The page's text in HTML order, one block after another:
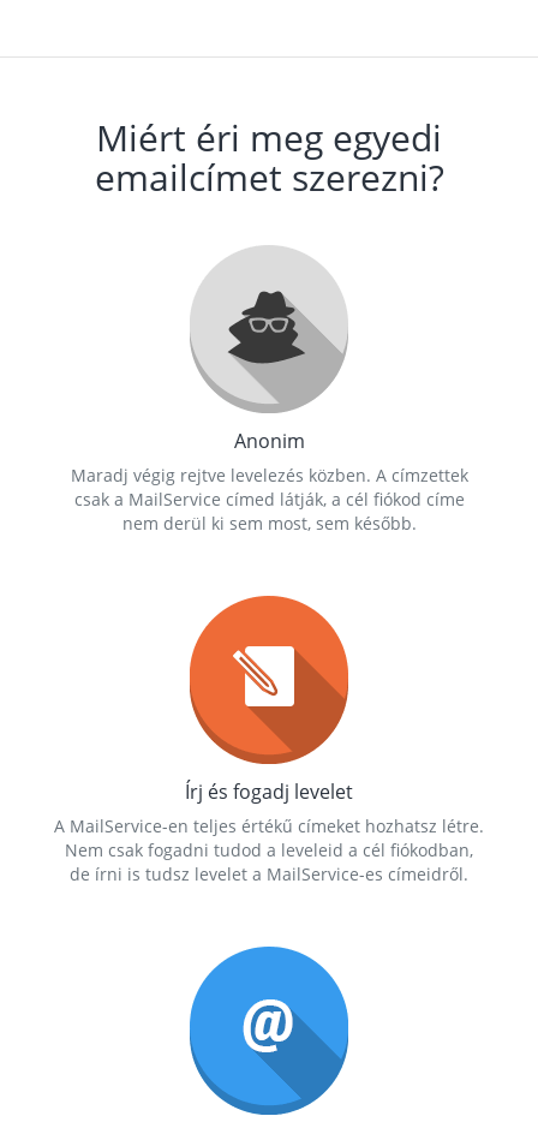
Miért éri meg egyedi
emailcímet szerezni?
Anonim
Maradj végig rejtve levelezés közben. A címzettek
csak a MailService címed látják, a cél fiókod címe
nem derül ki sem most, sem később.
Írj és fogadj levelet
A MailService-en teljes értékű címeket hozhatsz létre.
Nem csak fogadni tudod a leveleid a cél fiókodban,
de írni is tudsz levelet a MailService-es címeidről.